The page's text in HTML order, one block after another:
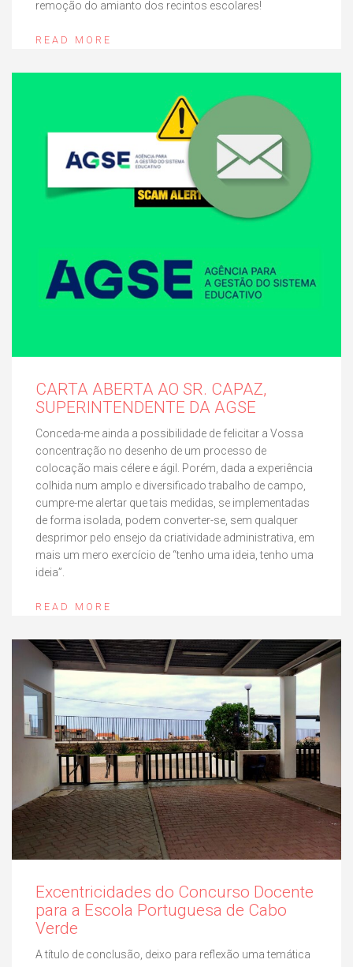
remoção do amianto dos recintos escolares!
READ MORE
CARTA ABERTA AO SR. CAPAZ,
SUPERINTENDENTE DA AGSE
Conceda-me ainda a possibilidade de felicitar a Vossa
concentração no desenho de um processo de
colocação mais célere e ágil. Porém, dada a experiência
colhida num amplo e diversificado trabalho de campo,
cumpre-me alertar que tais medidas, se implementadas
de forma isolada, podem converter-se, sem qualquer
desprimor pelo ensejo da criatividade administrativa, em
mais um mero exercício de “tenho uma ideia, tenho uma
ideia”.
READ MORE
Excentricidades do Concurso Docente
para a Escola Portuguesa de Cabo
Verde
A título de conclusão, deixo para reflexão uma temática